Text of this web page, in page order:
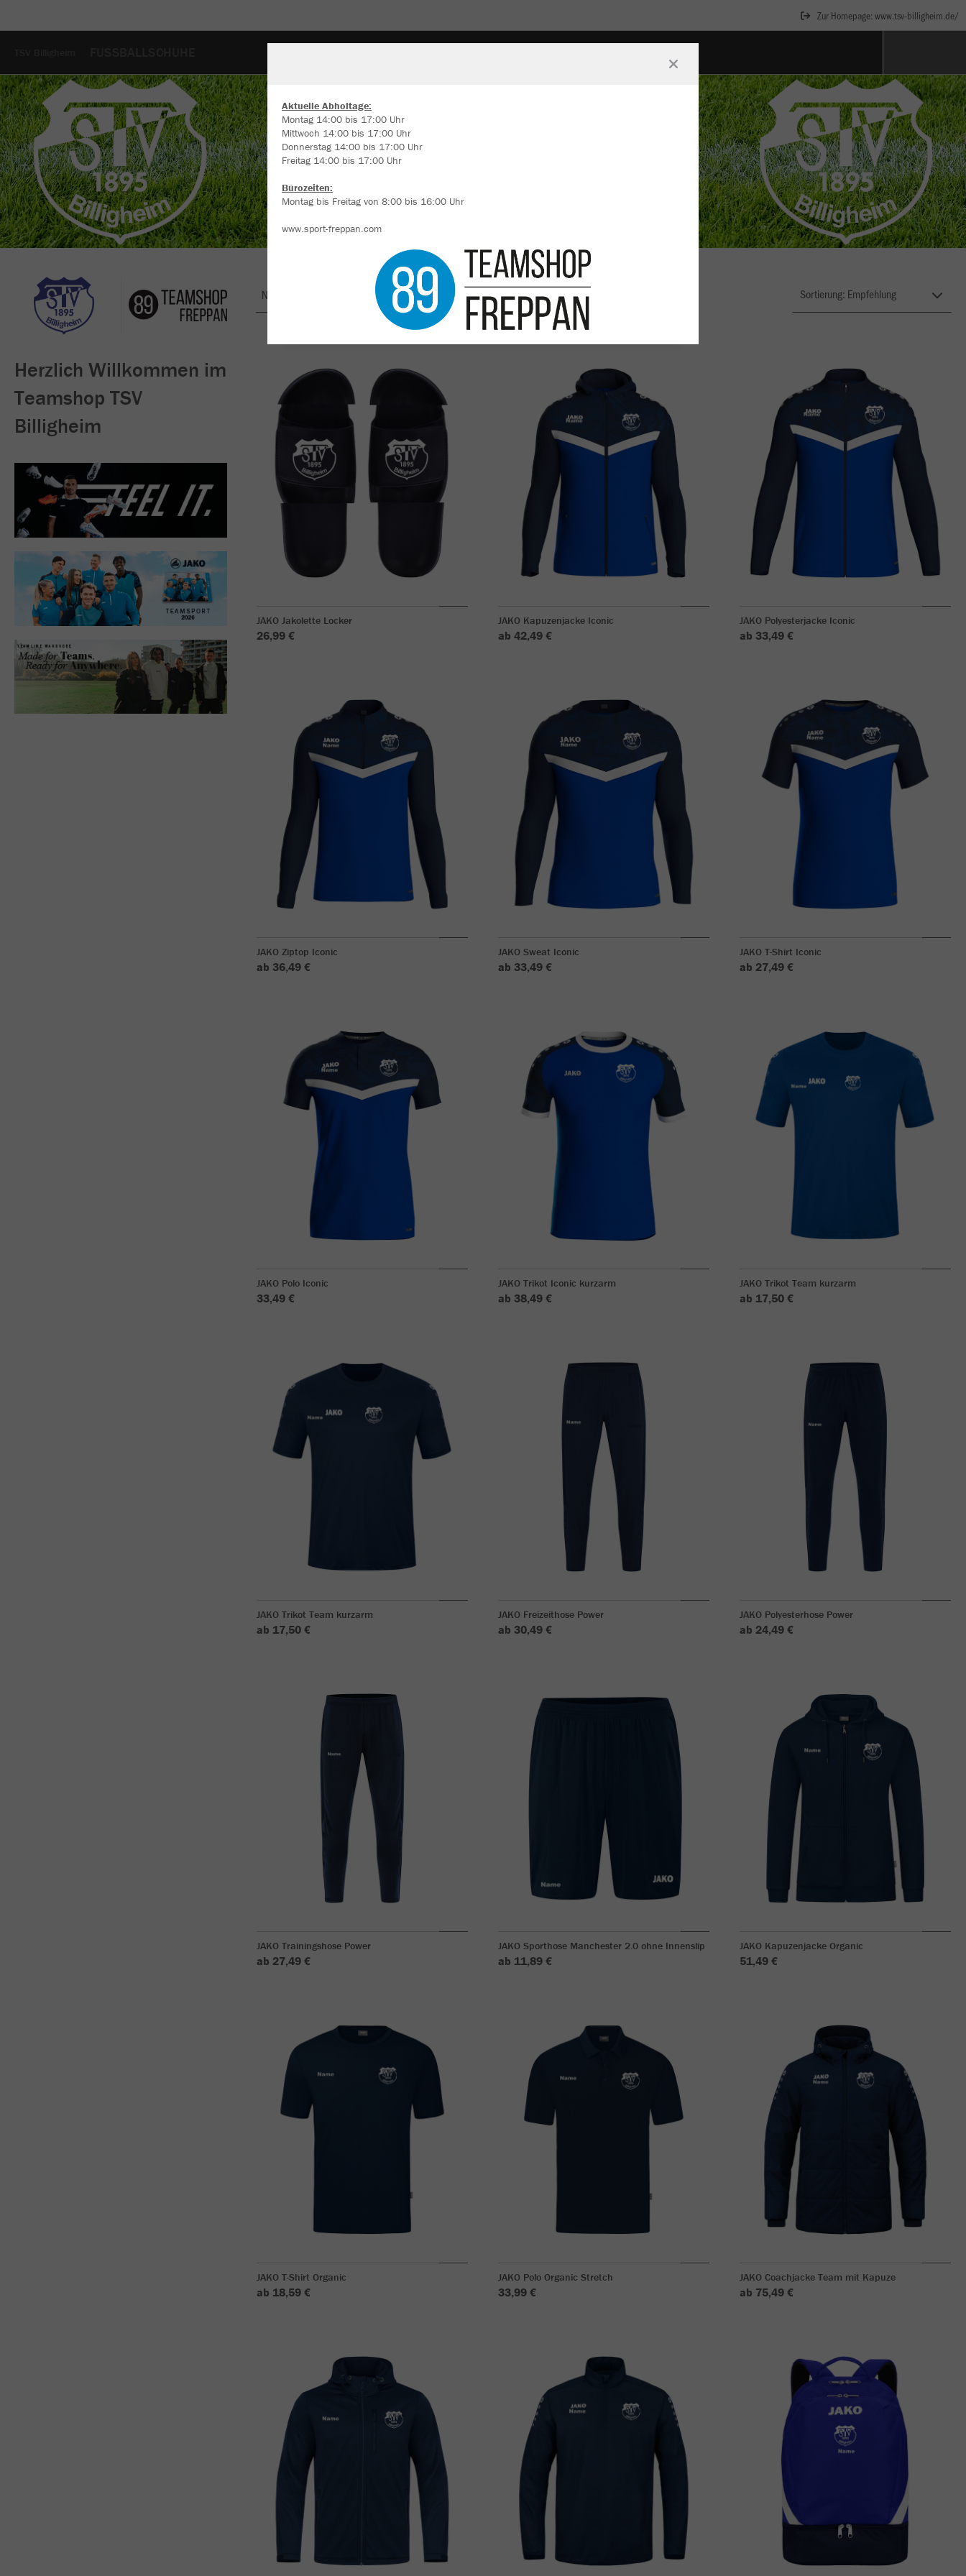
Zur Homepage: www.tsv-billigheim.de/
Herzlich Willkommen im
Teamshop TSV
Billigheim
Nachhaltig Farbe
JAKO Jakolette Locker
26,99 €
JAKO Kapuzenjacke Iconic
ab 42,49 €
JAKO Polyesterjacke Iconic
ab 33,49 €
JAKO Ziptop Iconic
ab 36,49 €
JAKO Sweat Iconic
ab 33,49 €
JAKO T-Shirt Iconic
ab 27,49 €
JAKO Polo Iconic
33,49 €
JAKO Trikot Iconic kurzarm
ab 38,49 €
JAKO Trikot Team kurzarm
ab 17,50 €
JAKO Trikot Team kurzarm
ab 17,50 €
JAKO Freizeithose Power
ab 30,49 €
JAKO Polyesterhose Power
ab 24,49 €
JAKO Trainingshose Power
ab 27,49 €
JAKO Sporthose Manchester 2.0 ohne Innenslip
ab 11,89 €
JAKO Kapuzenjacke Organic
51,49 €
JAKO T-Shirt Organic
ab 18,59 €
JAKO Polo Organic Stretch
33,99 €
JAKO Coachjacke Team mit Kapuze
ab 75,49 €
Aktuelle Abholtage:
Montag 14:00 bis 17:00 Uhr
Mittwoch 14:00 bis 17:00 Uhr
Donnerstag 14:00 bis 17:00 Uhr
Freitag 14:00 bis 17:00 Uhr
Bürozeiten:
Montag bis Freitag von 8:00 bis 16:00 Uhr
www.sport-freppan.com
Wir verwenden Cookies
Durch die Analyse der Besucherdaten können wir dir personalisierte Inhalte
anzeigen und unsere Website verbessern. Weitere Informationen zu den
Alle akzeptieren
mehr Infos
Datenschutz Impressum